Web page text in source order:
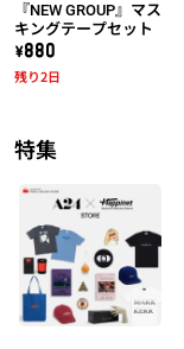
『NEW GROUP』マス
キングテープセット
\880
残り2日
特集